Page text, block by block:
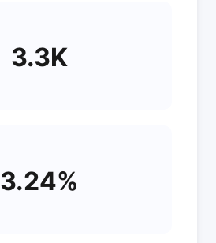
3.3K
3.24%